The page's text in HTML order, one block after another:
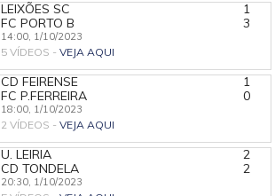
LEIXÕES SC
1
FC PORTO B
3
14:00, 1/10/2023
5 VÍDEOS - VEJA AQUI
CD FEIRENSE
1
FC P.FERREIRA
0
18:00, 1/10/2023
2 VÍDEOS - VEJA AQUI
U. LEIRIA
2
CD TONDELA
2
20:30, 1/10/2023